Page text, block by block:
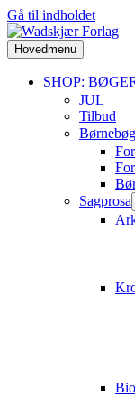
Gå til indholdet
Hovedmenu
SHOP:
JUL
Tilbud
Sagprosa